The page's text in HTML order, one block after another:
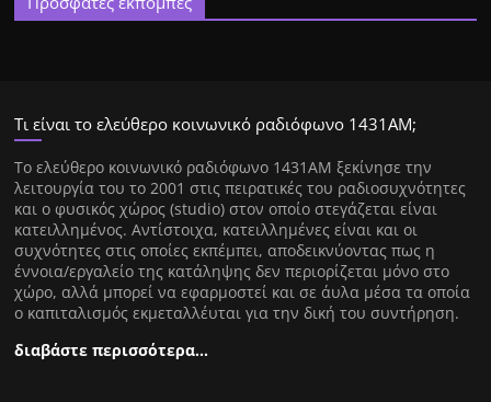
Τι είναι το ελεύθερο κοινωνικό ραδιόφωνο 1431ΑΜ;
Tο ελεύθερο κοινωνικό ραδιόφωνο 1431AM ξεκίνησε την
λειτουργία του το 2001 στις πειρατικές του ραδιοσυχνότητες
και ο φυσικός χώρος (studio) στον οποίο στεγάζεται είναι
κατειλλημένος. Αντίστοιχα, κατειλλημένες είναι και οι
συχνότητες στις οποίες εκπέμπει, αποδεικνύοντας πως η
έννοια/εργαλείο της κατάληψης δεν περιορίζεται μόνο στο
χώρο, αλλά μπορεί να εφαρμοστεί και σε άυλα μέσα τα οποία
ο καπιταλισμός εκμεταλλέυται για την δική του συντήρηση.
διαβάστε περισσότερα…